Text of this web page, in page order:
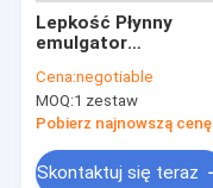
Lepkość Płynny
emulgator
5000L Próżniowy
homogenizator
emulgujący
Cena:negotiable
MOQ:1 zestaw
Pobierz najnowszą cenę
Skontaktuj się teraz